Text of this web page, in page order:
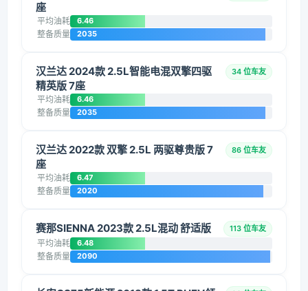
座
平均油耗 6.46
整备质量 2035
汉兰达 2024款 2.5L智能电混双擎四驱
精英版 7座
34 位车友
平均油耗 6.46
整备质量 2035
汉兰达 2022款 双擎 2.5L 两驱尊贵版 7
座
86 位车友
平均油耗 6.47
整备质量 2020
赛那SIENNA 2023款 2.5L混动 舒适版 113 位车友
平均油耗 6.48
整备质量 2090